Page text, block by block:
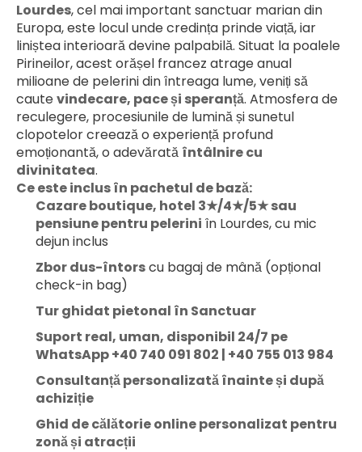
Lourdes, cel mai important sanctuar marian din
Europa, este locul unde credința prinde viață, iar
liniștea interioară devine palpabilă. Situat la poalele
Pirineilor, acest orășel francez atrage anual
milioane de pelerini din întreaga lume, veniți să
caute vindecare, pace și speranță. Atmosfera de
reculegere, procesiunile de lumină și sunetul
clopotelor creează o experiență profund
emoționantă, o adevărată întâlnire cu
divinitatea.
Ce este inclus în pachetul de bază:
Cazare boutique, hotel 3★/4★/5★ sau
pensiune pentru pelerini în Lourdes, cu mic
dejun inclus
Zbor dus-întors cu bagaj de mână (opțional
check-in bag)
Tur ghidat pietonal în Sanctuar
Suport real, uman, disponibil 24/7 pe
WhatsApp +40 740 091 802 | +40 755 013 984
Consultanță personalizată înainte și după
achiziție
Ghid de călătorie online personalizat pentru
zonă și atracții